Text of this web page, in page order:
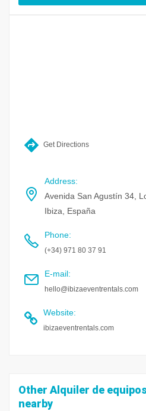
Get Directions
Address:
Avenida San Agustín 34,
Ibiza, España
Phone:
(+34) 971 80 37 91
E-mail:
hello@ibizaeventrentals.com
Website:
ibizaeventrentals.com
Other Alquiler de
nearby